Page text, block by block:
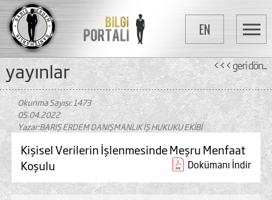
EN
yayinlar <<< geri dön...
Okunma Sayısı: 1473
05.04.2022
Yazar:BARIŞ ERDEM DANIŞMANLIK İŞ HUKUKU EKİBİ
Kişisel Verilerin İşlenmesinde Meşru Menfaat
Koşulu
Dokümanı İndir